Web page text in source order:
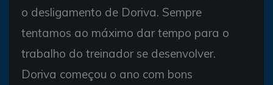
o desligamento de Doriva. Sempre
tentamos ao máximo dar tempo para o
trabalho do treinador se desenvolver.
Doriva começou o ano com bons